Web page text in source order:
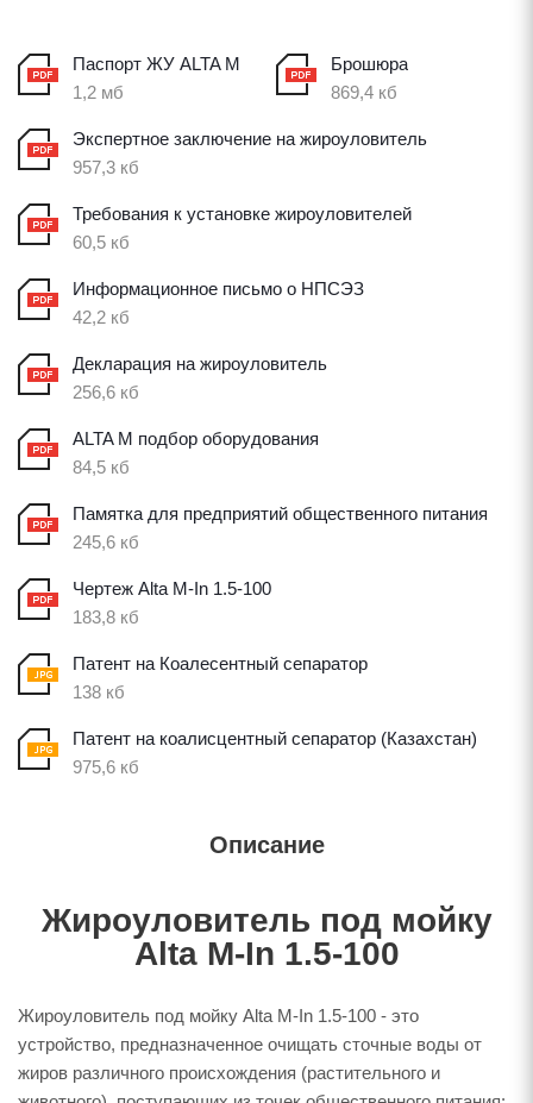
Паспорт ЖУ ALTA M
1,2 мб
Брошюра
869,4 кб
Экспертное заключение на жироуловитель
957,3 кб
Требования к установке жироуловителей
60,5 кб
Информационное письмо о НПСЭЗ
42,2 кб
Декларация на жироуловитель
256,6 кб
ALTA M подбор оборудования
84,5 кб
Памятка для предприятий общественного питания
245,6 кб
Чертеж Alta M-In 1.5-100
183,8 кб
Патент на Коалесентный сепаратор
138 кб
Патент на коалисцентный сепаратор (Казахстан)
975,6 кб
Описание
Жироуловитель под мойку
Alta M-In 1.5-100
Жироуловитель под мойку Alta M-In 1.5-100 - это
устройство, предназначенное очищать сточные воды от
жиров различного происхождения (растительного и